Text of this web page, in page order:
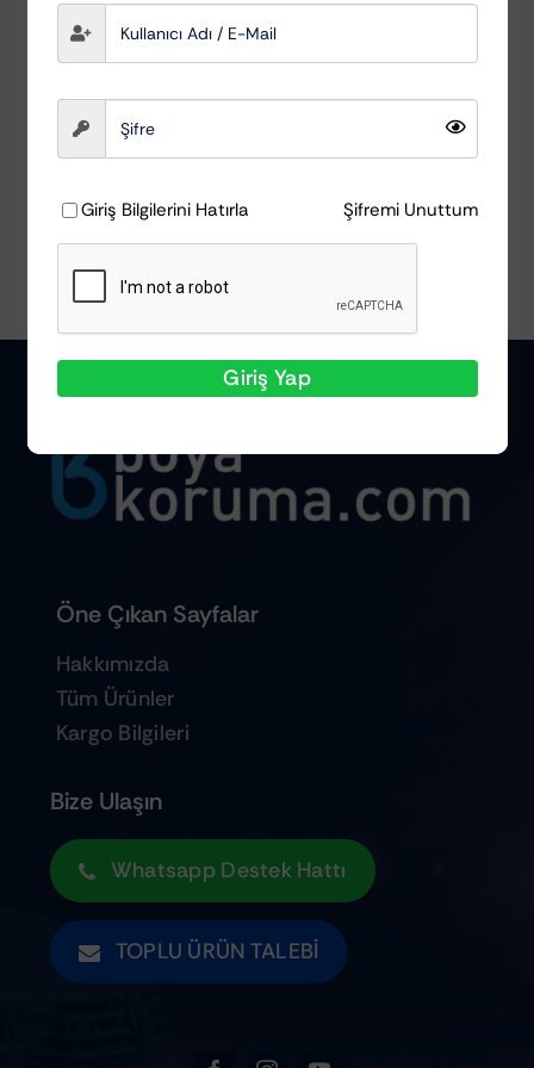
159,52
Sepete Ekle
Öne Çıkan Sayfalar
Hakkımızda
Tüm Ürünler
Kargo Bilgileri
Bize Ulaşın
Whatsapp Destek Hattı
TOPLU ÜRÜN TALEBI
Giriş Bilgilerini Hatırla Şifremi Unuttum
Giriş Yap